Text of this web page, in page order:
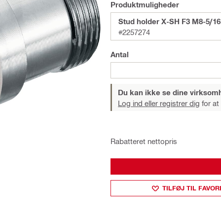
Produktmuligheder
Stud holder X-SH F3 M8-5/
#2257274
Antal
Du kan ikke se dine
Log ind eller registrer dig for at
Rabatteret nettopris
TILFØJ TIL